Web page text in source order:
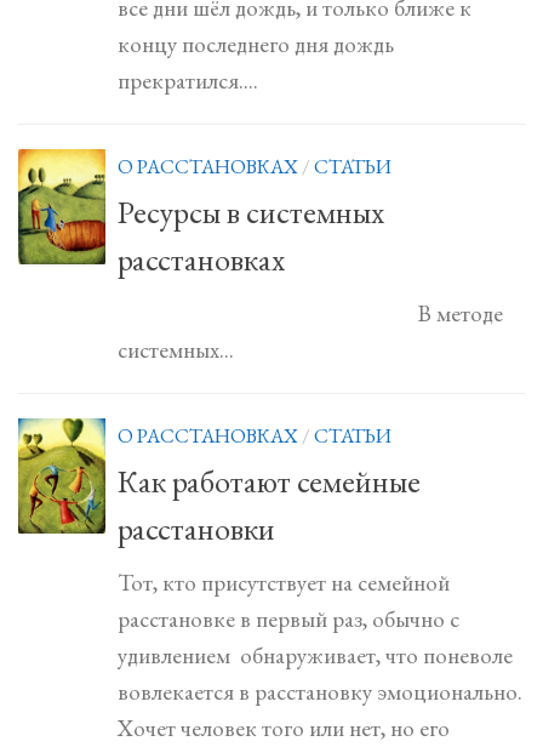
все дни шёл дождь, и только ближе к
концу последнего дня дождь
прекратился....
О РАССТАНОВКАХ/СТАТЬИ
Ресурсы в системных
расстановках
В методе
системных...
О РАССТАНОВКАХ/СТАТЬИ
Как работают семейные
расстановки
Тот, кто присутствует на семейной
расстановке в первый раз, обычно с
удивлением обнаруживает, что поневоле
вовлекается в расстановку эмоционально.
Хочет человек того или нет, но его